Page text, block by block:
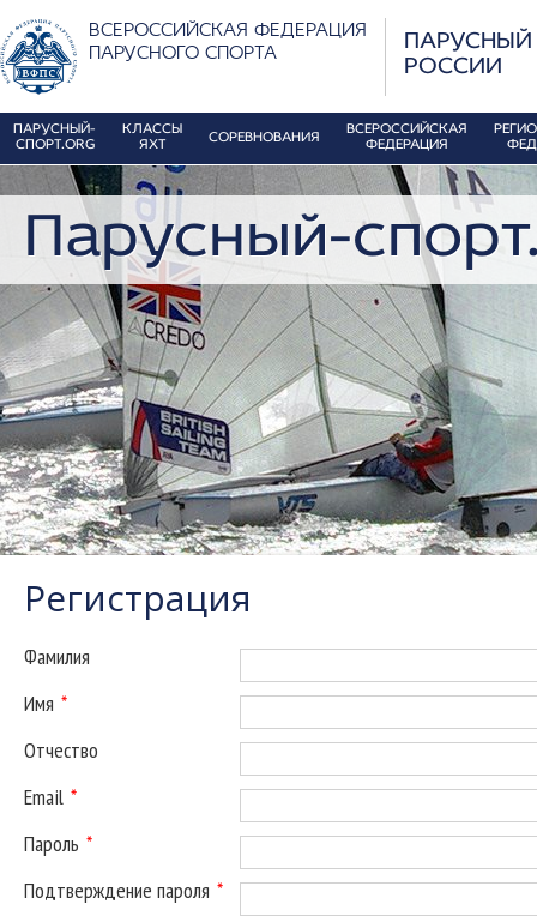
ВСЕРОССИЙСКАЯ ФЕДЕРАЦИЯ
ПАРУСНОГО СПОРТА
ПАРУСНЫЙ
РОССИИ
ПАРУСНЫЙ-
СПОРТ.ORG
КЛАССЫ
ЯХТ
СОРЕВНОВАНИЯ
ВСЕРОССИЙСКАЯ
ФЕДЕРАЦИЯ
Парусный-
Регистрация
Фамилия
Имя *
Отчество
Email *
Пароль *
Подтверждение пароля *